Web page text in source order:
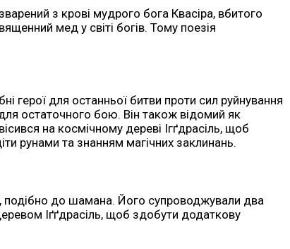
з крові мудрого бога Квасіра, вбитого
мед у світі богів. Тому поезія
герої для останньої битви проти сил руйнування
остаточного бою. Він також відомий як
на космічному дереві Ігґдрасіль, щоб
рунами та знанням магічних заклинань.
подібно до шамана. Його супроводжували два
Іґґдрасіль, щоб здобути додаткову